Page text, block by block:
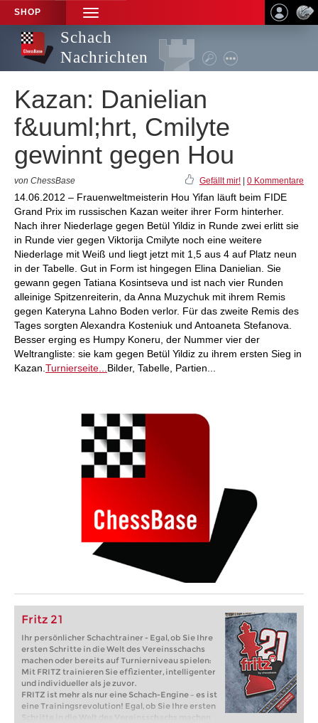
SHOP
TOGGLE
NAVIGATION
Schach
Nachrichten
Kazan: Danielian
f&uuml;hrt, Cmilyte
gewinnt gegen Hou
von ChessBase Gefällt mir! 0 Kommentare
14.06.2012 – Frauenweltmeisterin Hou Yifan läuft beim FIDE
Grand Prix im russischen Kazan weiter ihrer Form hinterher.
Nach ihrer Niederlage gegen Betül Yildiz in Runde zwei erlitt sie
in Runde vier gegen Viktorija Cmilyte noch eine weitere
Niederlage mit Weiß und liegt jetzt mit 1,5 aus 4 auf Platz neun
in der Tabelle. Gut in Form ist hingegen Elina Danielian. Sie
gewann gegen Tatiana Kosintseva und ist nach vier Runden
alleinige Spitzenreiterin, da Anna Muzychuk mit ihrem Remis
gegen Kateryna Lahno Boden verlor. Für das zweite Remis des
Tages sorgten Alexandra Kosteniuk und Antoaneta Stefanova.
Besser erging es Humpy Koneru, der Nummer vier der
Weltrangliste: sie kam gegen Betül Yildiz zu ihrem ersten Sieg in
Kazan. Turnierseite... Bilder, Tabelle, Partien...
Fritz 21
Ihr persönlicher Schachtrainer - Egal, ob Sie Ihre
ersten Schritte in die Welt des Vereinsschachs
machen oder bereits auf Turnierniveau spielen:
Mit FRITZ trainieren Sie effizienter, intelligenter
und individueller als je zuvor.
FRITZ ist mehr als nur eine Schach-Engine – es ist
eine Trainingsrevolution! Egal, ob Sie Ihre ersten
Schritte in die Welt des Vereinsschachs machen